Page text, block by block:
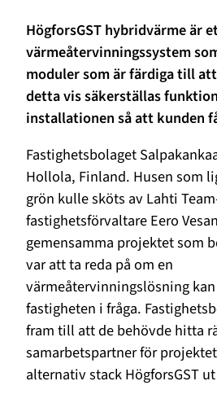
HögforsGST hybridvärme är
värmeåtervinningssystem
moduler som är färdiga till
detta vis säkerställas
installationen så att kunden
Fastighetsbolaget
Hollola, Finland. Husen som
grön kulle sköts av Lahti
fastighetsförvaltare Eero
gemensamma projektet som
var att ta reda på om en
värmeåtervinningslösning
fastigheten i fråga.
fram till att de behövde hitta
samarbetspartner för
alternativ stack HögforsGST